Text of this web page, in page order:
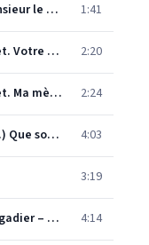
Bizet: Carmen, WD 31, Act I - Monsieur le brigadier?... Duet: "Parle-moi de ma mère!" 1:41
Bizet: Carmen, WD 31, Act I - Duet. Votre mère avec moi sortait de la chapelle 2:20
Bizet: Carmen, WD 31, Act I - Duet. Ma mère, je la vois 2:24
Bizet: Carmen, Act I: Duet (Cont.) Que son fils l'aime et la vénère 4:03
3:19
Bizet: Carmen, Act I: Voyons, brigadier – Tra la la la 4:14